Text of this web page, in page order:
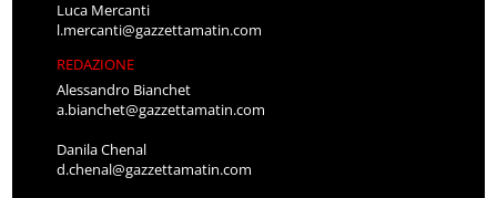
Luca Mercanti
l.mercanti@gazzettamatin.com
REDAZIONE
Alessandro Bianchet
a.bianchet@gazzettamatin.com
Danila Chenal
d.chenal@gazzettamatin.com